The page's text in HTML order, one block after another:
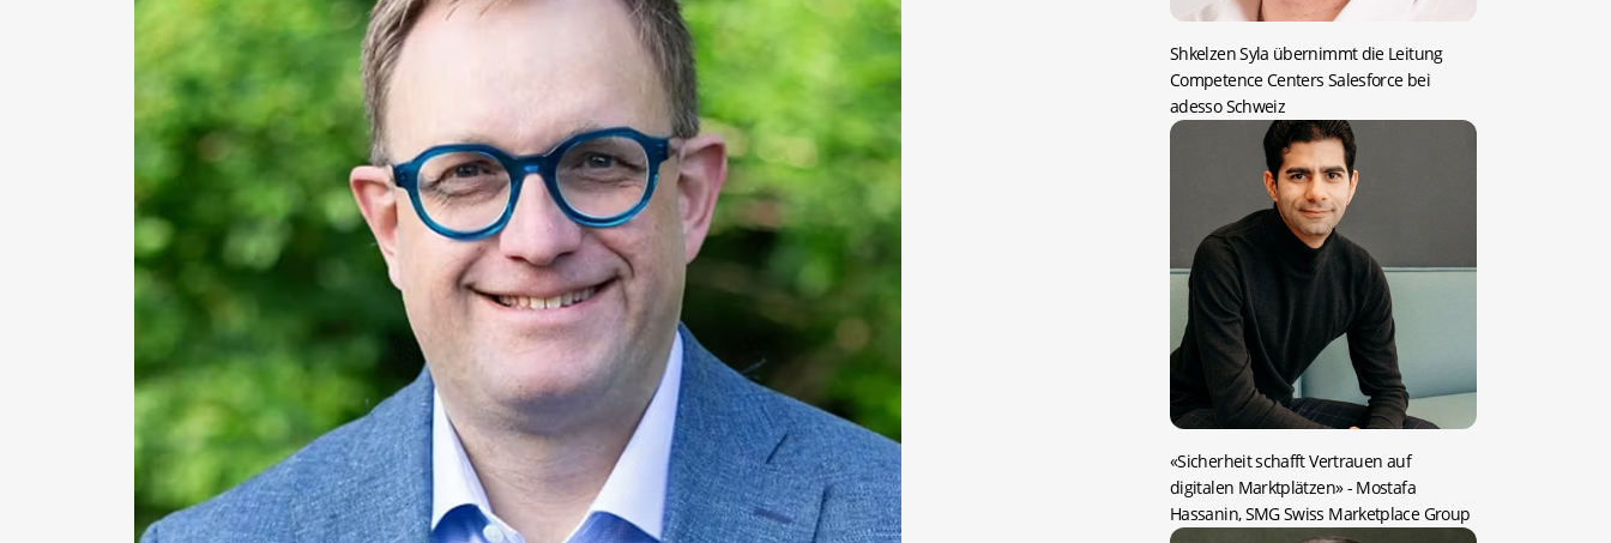
Shkelzen Syla übernimmt die Leitung
Competence Centers Salesforce bei
adesso Schweiz
«Sicherheit schafft Vertrauen auf
digitalen Marktplätzen»- Mostafa
Hassanin, SMG Swiss Marketplace Group